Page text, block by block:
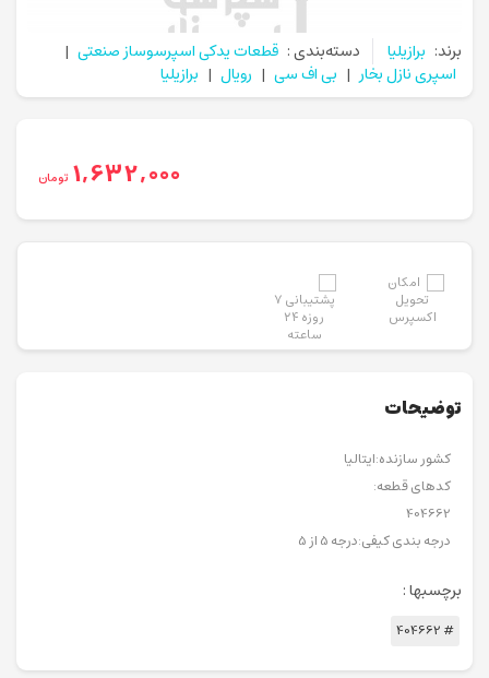
برند: برازیلیا دسته‌بندی : قطعات یدکی اسپرسوساز صنعتی |
اسپری نازل بخار | بی اف سی | رویال | برازیلیا
1,632,000 تومان
توضیحات
کشور سازنده:ایتالیا
کدهای قطعه:
404662
درجه بندی کیفی:درجه 5 از 5
برچسبها :
# 404662